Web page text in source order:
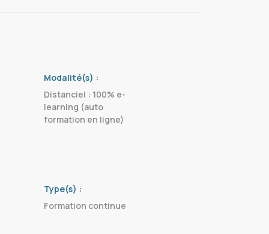
Modalité(s) :
Distanciel : 100% e-
learning (auto
formation en ligne)
Type(s) :
Formation continue